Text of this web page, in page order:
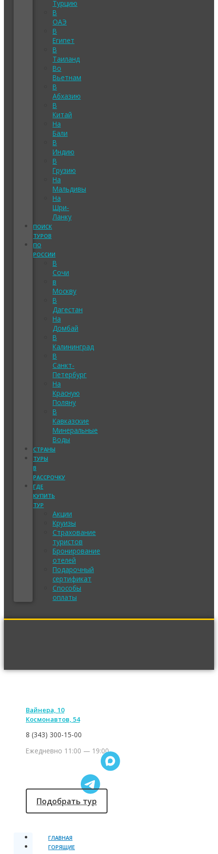
Турцию
В
ОАЭ
В
Египет
В
Таиланд
Во
Вьетнам
В
Абхазию
В
Китай
На
Бали
В
Индию
В
Грузию
На
Мальдивы
На
Шри-
Ланку
ПОИСК
ТУРОВ
ПО
РОССИИ
В
Сочи
в
Москву
В
Дагестан
На
Домбай
В
Калининград
В
Санкт-
Петербург
На
Красную
Поляну
В
Кавказские
Минеральные
Воды
СТРАНЫ
ТУРЫ
В
РАССРОЧКУ
ГДЕ
КУПИТЬ
ТУР
Акции
Круизы
Страхование
туристов
Бронирование
отелей
Подарочный
сертификат
Способы
оплаты
Вайнера, 10
Космонавтов, 54
8 (343) 300-15-00
Ежедневно 11:00 — 19:00
Подобрать тур
ГЛАВНАЯ
ГОРЯЩИЕ